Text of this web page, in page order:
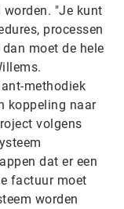
worden. "Je kunt
processen
moet de hele
methodiek
koppeling naar
volgens
dat er een
factuur moet
worden